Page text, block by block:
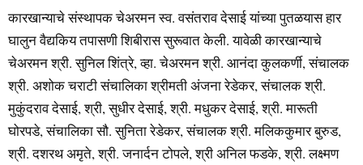
कारखान्याचे संस्थापक चेअरमन स्व. वसंतराव देसाई यांच्या पुतळयास हार
घालुन वैद्यकिय तपासणी शिबीरास सुरूवात केली. यावेळी कारखान्याचे
चेअरमन श्री. सुनिल शिंत्रे, व्हा. चेअरमन श्री. आनंदा कुलकर्णी, संचालक
श्री. अशोक चराटी संचालिका श्रीमती अंजना रेडेकर, संचालक श्री.
मुकुंदराव देसाई, श्री, सुधीर देसाई, श्री. मधुकर देसाई, श्री. मारूती
घोरपडे, संचालिका सौ. सुनिता रेडेकर, संचालक श्री. मलिककुमार बुरुड,
श्री. दशरथ अमृते, श्री. जनार्दन टोपले, श्री अनिल फडके, श्री. लक्ष्मण